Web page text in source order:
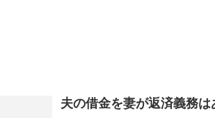
夫の借金を妻が返済義務は